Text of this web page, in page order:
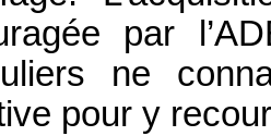
par
ne
pour y